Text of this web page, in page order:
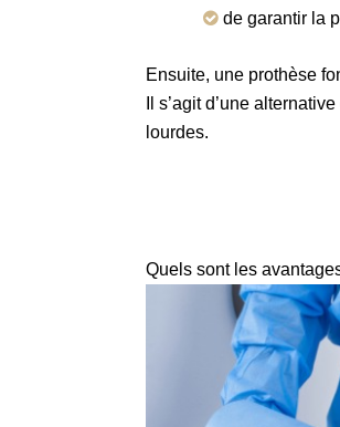
de garantir la
Ensuite, une prothèse
Il s’agit d’une
lourdes.
Quels sont les